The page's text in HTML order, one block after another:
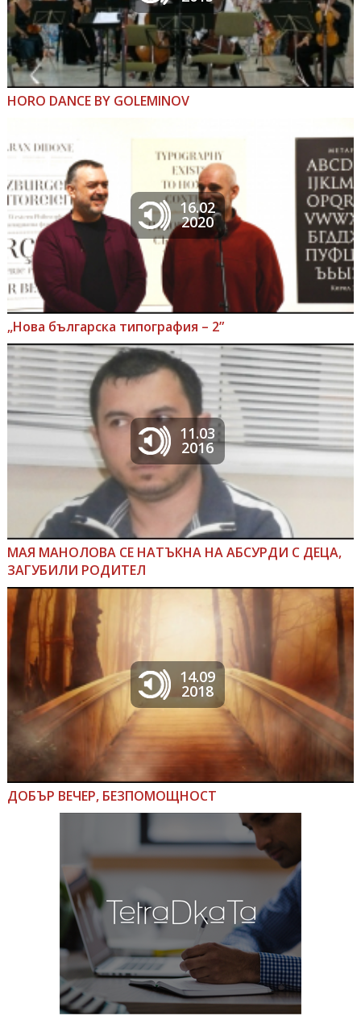
HORO DANCE BY GOLEMINOV
16.02
2020
„Нова българска типография – 2”
11.03
2016
МАЯ МАНОЛОВА СЕ НАТЪКНА НА АБСУРДИ С ДЕЦА,
ЗАГУБИЛИ РОДИТЕЛ
14.09
2018
ДОБЪР ВЕЧЕР, БЕЗПОМОЩНОСТ